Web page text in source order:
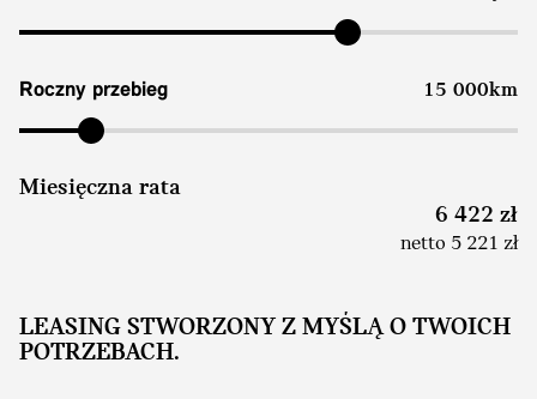
Roczny przebieg 15 000km
Miesięczna rata
6 422 zł
netto 5 221 zł
LEASING STWORZONY Z MYŚLĄ O TWOICH
POTRZEBACH.